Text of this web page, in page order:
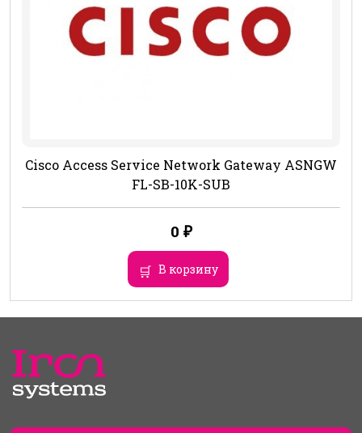
Cisco Access Service Network Gateway ASNGW
FL-SB-10K-SUB
0 ₽
В корзину